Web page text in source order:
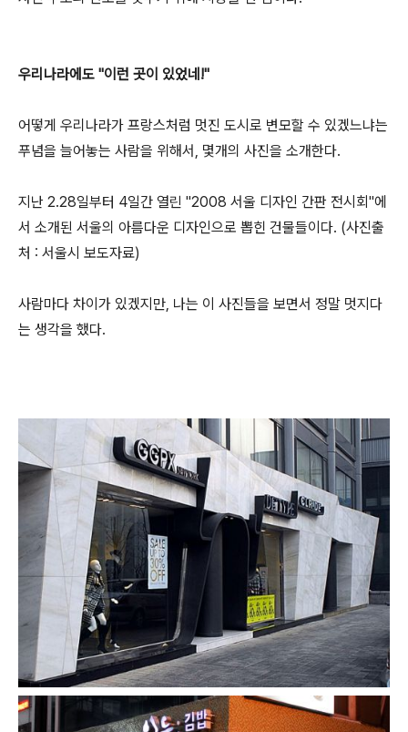
우리나라에도 "이런 곳이 있었네!"
어떻게 우리나라가 프랑스처럼 멋진 도시로 변모할 수 있겠느냐는
푸념을 늘어놓는 사람을 위해서, 몇개의 사진을 소개한다.
지난 2.28일부터 4일간 열린 "2008 서울 디자인 간판 전시회"에
서 소개된 서울의 아름다운 디자인으로 뽑힌 건물들이다. (사진출
처 : 서울시 보도자료)
사람마다 차이가 있겠지만, 나는 이 사진들을 보면서 정말 멋지다
는 생각을 했다.